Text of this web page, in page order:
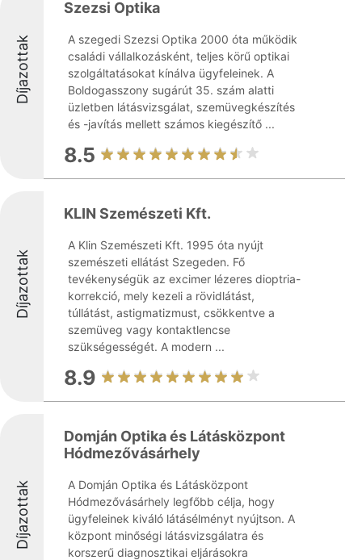
Díjazottak
Szezsi Optika
A szegedi Szezsi Optika 2000 óta működik
családi vállalkozásként, teljes körű optikai
szolgáltatásokat kínálva ügyfeleinek. A
Boldogasszony sugárút 35. szám alatti
üzletben látásvizsgálat, szemüvegkészítés
és -javítás mellett számos kiegészítő ...
8.5
Díjazottak
KLIN Szemészeti Kft.
A Klin Szemészeti Kft. 1995 óta nyújt
szemészeti ellátást Szegeden. Fő
tevékenységük az excimer lézeres dioptria-
korrekció, mely kezeli a rövidlátást,
túllátást, astigmatizmust, csökkentve a
szemüveg vagy kontaktlencse
szükségességét. A modern ...
8.9
Díjazottak
Domján Optika és Látásközpont
Hódmezővásárhely
A Domján Optika és Látásközpont
Hódmezővásárhely legfőbb célja, hogy
ügyfeleinek kiváló látásélményt nyújtson. A
központ minőségi látásvizsgálatra és
korszerű diagnosztikai eljárásokra